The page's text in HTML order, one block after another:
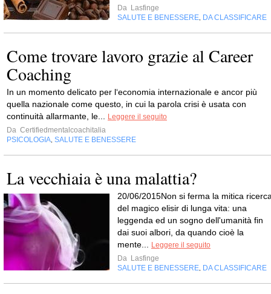
Da Lasfinge
SALUTE E BENESSERE, DA CLASSIFICARE
Come trovare lavoro grazie al Career
Coaching
In un momento delicato per l‘economia internazionale e ancor più
quella nazionale come questo, in cui la parola crisi è usata con
continuità allarmante, le... Leggere il seguito
Da Certifiedmentalcoachitalia
PSICOLOGIA, SALUTE E BENESSERE
La vecchiaia è una malattia?
20/06/2015Non si ferma la mitica
del magico elisir di lunga vita: una
leggenda ed un sogno dell'umanità fin
dai suoi albori, da quando cioè la
mente... Leggere il seguito
Da Lasfinge
SALUTE E BENESSERE, DA CLASSIFICARE